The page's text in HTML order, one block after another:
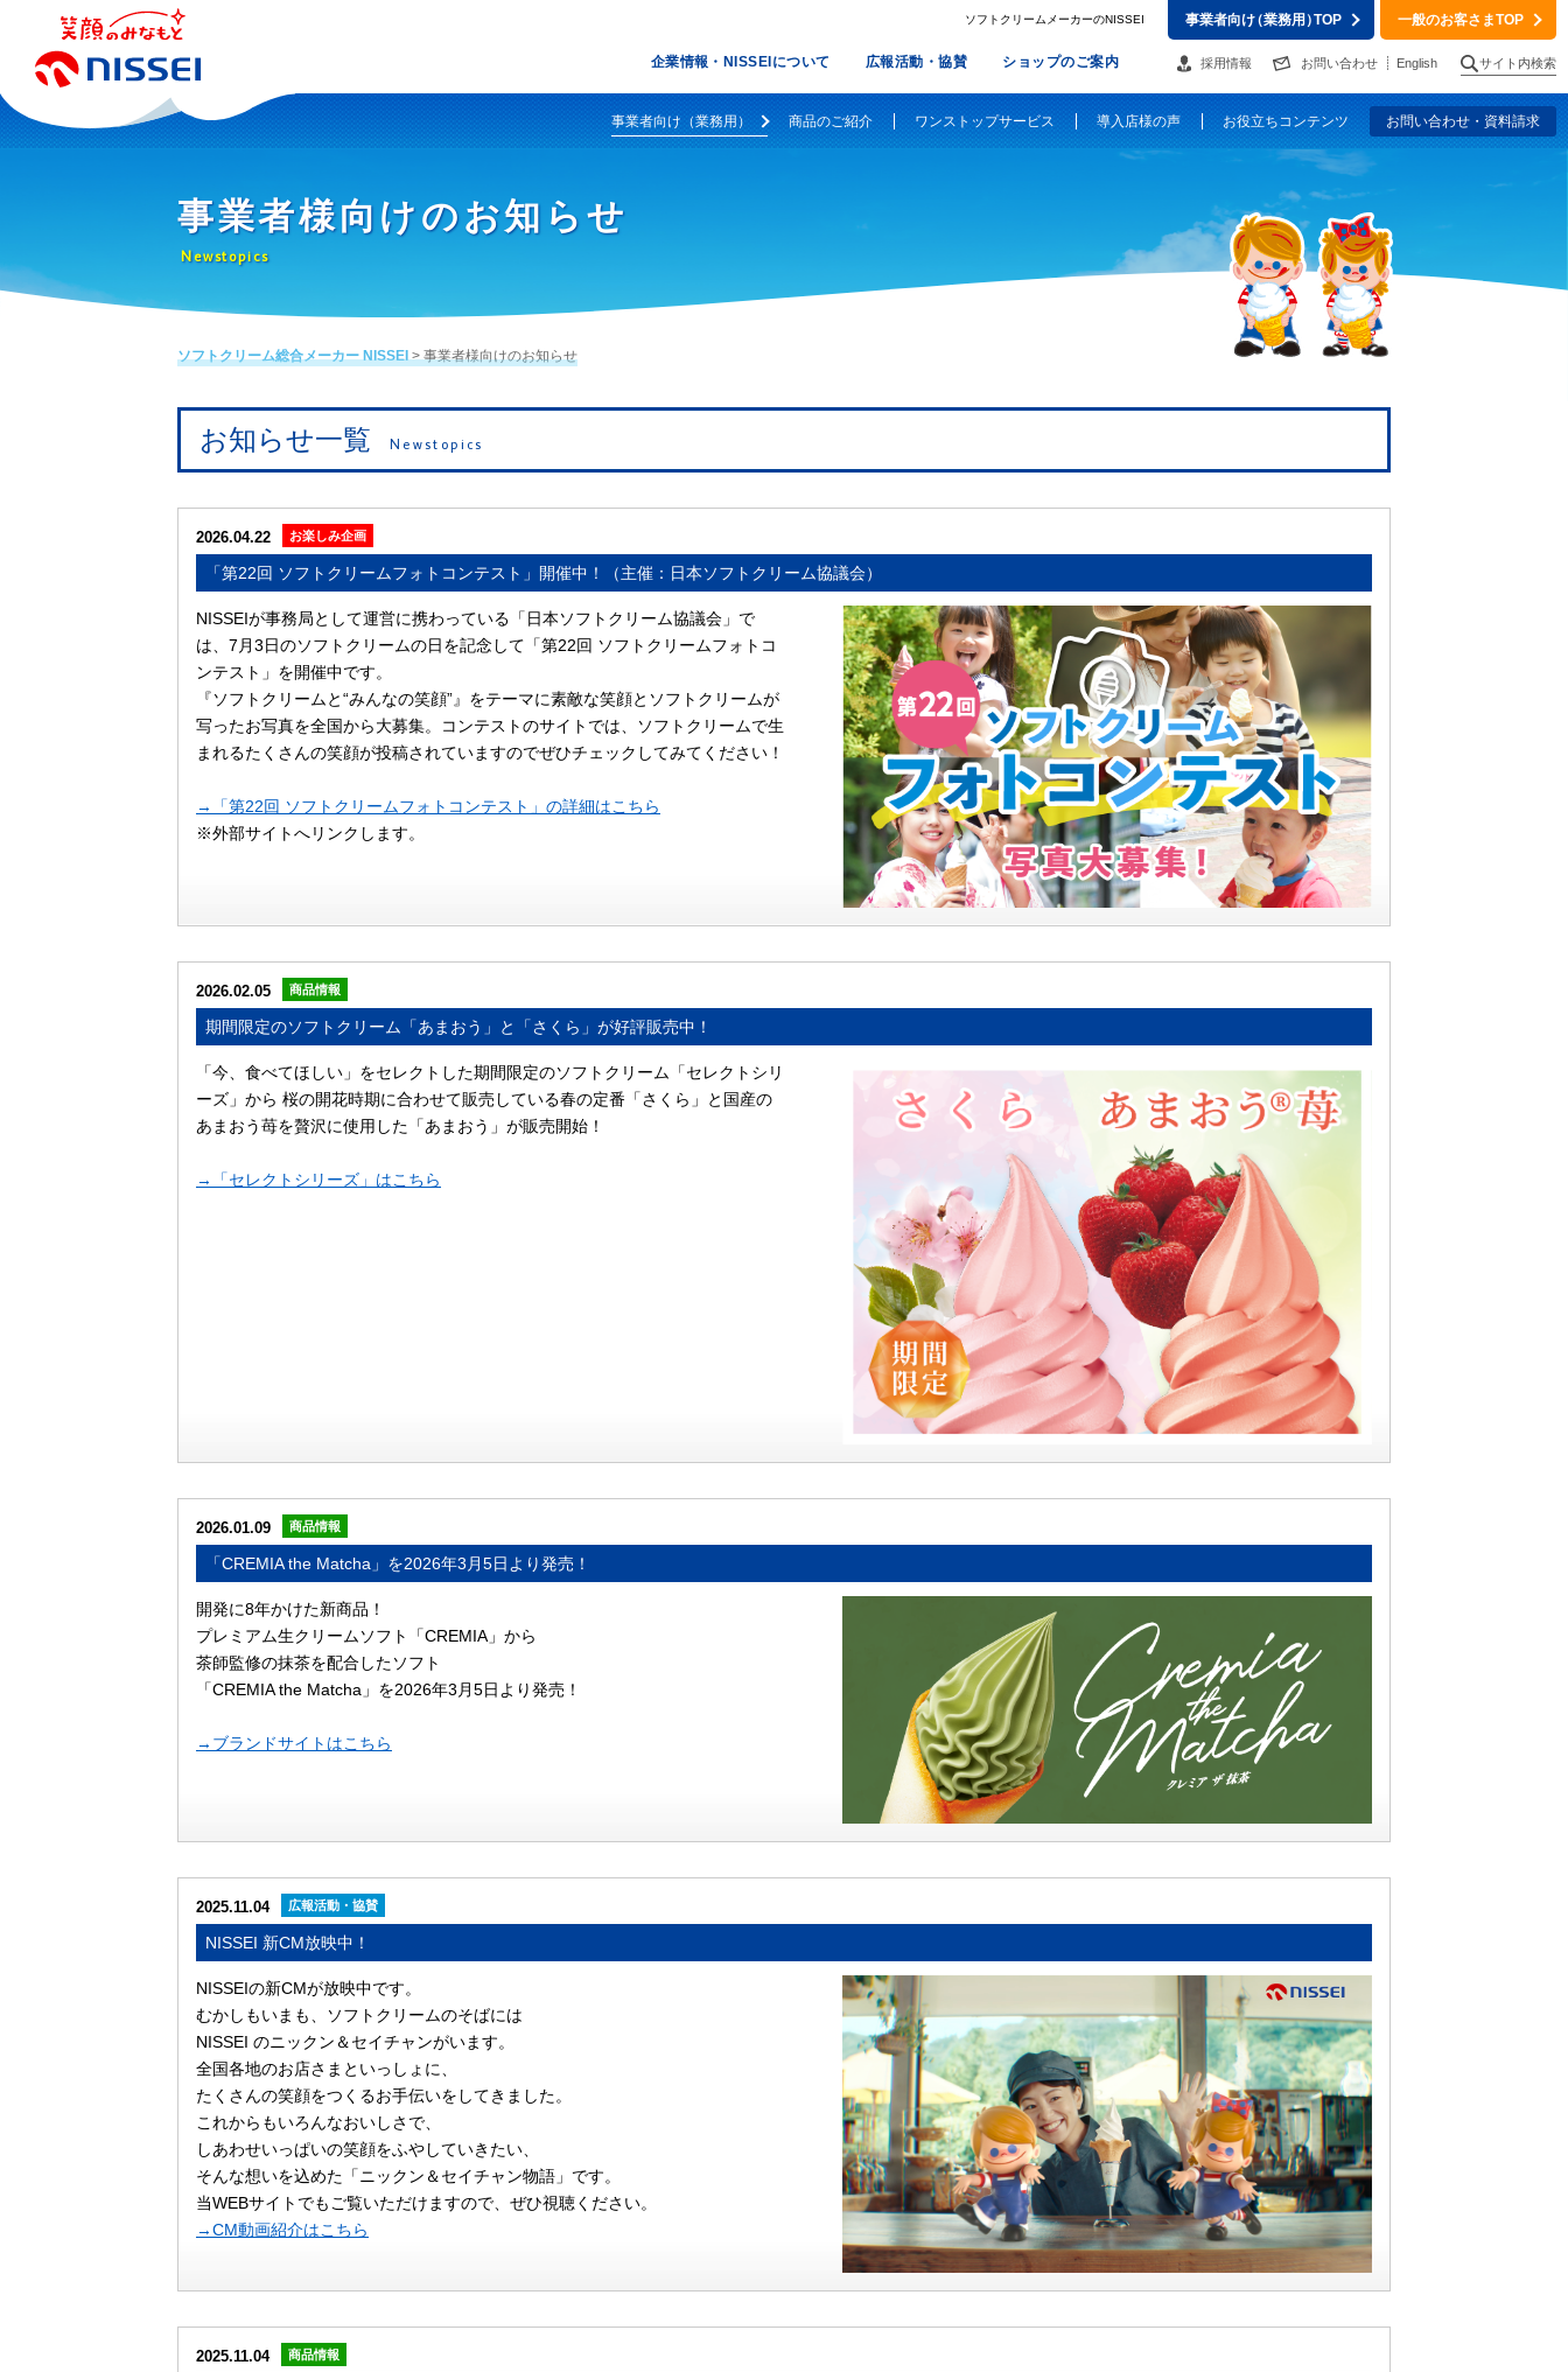
ソフトクリームメーカーのNISSEI 事業者向け（業務用）TOP 一般のお客さまTOP
企業情報・NISSEIについて 広報活動・協賛 ショップのご案内 採用情報 お問い合わせ English サイト内検索
事業者向け（業務用） 商品のご紹介 ワンストップサービス 導入店様の声 お役立ちコンテンツ お問い合わせ・資料請求
事業者様向けのお知らせ
Newstopics
ソフトクリーム総合メーカー NISSEI > 事業者様向けのお知らせ
お知らせ一覧 Newstopics
2026.04.22 お楽しみ企画
「第22回 ソフトクリームフォトコンテスト」開催中！（主催：日本ソフトクリーム協議会）
NISSEIが事務局として運営に携わっている「日本ソフトクリーム協議会」で
は、7月3日のソフトクリームの日を記念して「第22回 ソフトクリームフォトコ
ンテスト」を開催中です。
『ソフトクリームと“みんなの笑顔”』をテーマに素敵な笑顔とソフトクリームが
写ったお写真を全国から大募集。コンテストのサイトでは、ソフトクリームで生
まれるたくさんの笑顔が投稿されていますのでぜひチェックしてみてください！
→「第22回 ソフトクリームフォトコンテスト」の詳細はこちら
※外部サイトへリンクします。
2026.02.05 商品情報
期間限定のソフトクリーム「あまおう」と「さくら」が好評販売中！
「今、食べてほしい」をセレクトした期間限定のソフトクリーム「セレクトシリ
ーズ」から 桜の開花時期に合わせて販売している春の定番「さくら」と国産の
あまおう苺を贅沢に使用した「あまおう」が販売開始！
→「セレクトシリーズ」はこちら
2026.01.09 商品情報
「CREMIA the Matcha」を2026年3月5日より発売！
開発に8年かけた新商品！
プレミアム生クリームソフト「CREMIA」から
茶師監修の抹茶を配合したソフト
「CREMIA the Matcha」を2026年3月5日より発売！
→ブランドサイトはこちら
2025.11.04 広報活動・協賛
NISSEI 新CM放映中！
NISSEIの新CMが放映中です。
むかしもいまも、ソフトクリームのそばには
NISSEI のニックン＆セイチャンがいます。
全国各地のお店さまといっしょに、
たくさんの笑顔をつくるお手伝いをしてきました。
これからもいろんなおいしさで、
しあわせいっぱいの笑顔をふやしていきたい、
そんな想いを込めた「ニックン＆セイチャン物語」です。
当WEBサイトでもご覧いただけますので、ぜひ視聴ください。
→CM動画紹介はこちら
2025.11.04 商品情報